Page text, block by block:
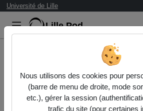
Université de Lille
Lille.Pod
1 vidéo trouvée
Vidéo Statistiques de
Nous utilisons des cookies pour
(barre de menu de droite, mode
etc.), gérer la session
trafic du site (pour certaines